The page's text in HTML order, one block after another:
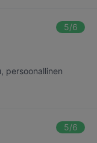
5/6
persoonallinen
5/6